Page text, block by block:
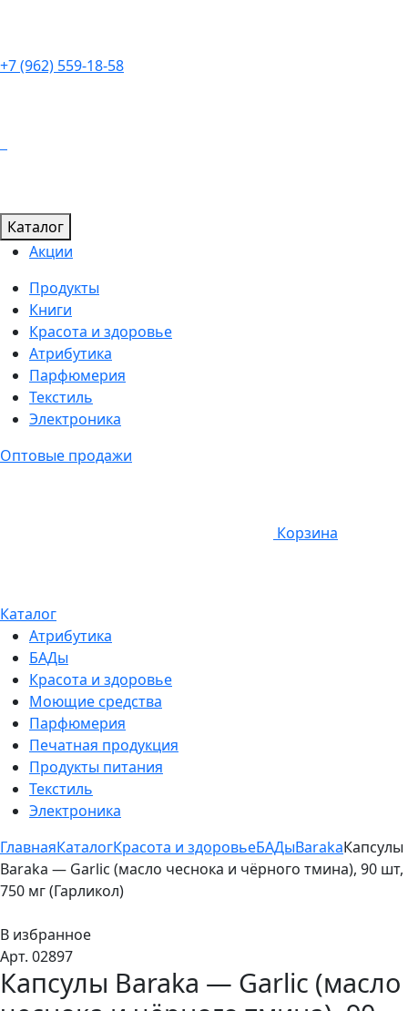
+7 (962) 559-18-58
Каталог
Акции
Продукты
Книги
Красота и здоровье
Атрибутика
Парфюмерия
Текстиль
Электроника
Оптовые продажи
Корзина
Каталог
Атрибутика
БАДы
Красота и здоровье
Моющие средства
Парфюмерия
Печатная продукция
Продукты питания
Текстиль
Электроника
ГлавнаяКаталогКрасота и здоровьеБАДыBarakaКапсулы
Baraka — Garlic (масло чеснока и чёрного тмина), 90 шт,
750 мг (Гарликол)
В избранное
Арт. 02897
Капсулы Baraka — Garlic (масло